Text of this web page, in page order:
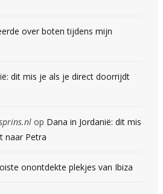
over boten tijdens mijn
dit mis je als je direct doorrijdt
op Dana in Jordanië: dit mis
naar Petra
onontdekte plekjes van Ibiza